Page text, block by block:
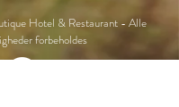
Hotel & Restaurant - Alle
forbeholdes